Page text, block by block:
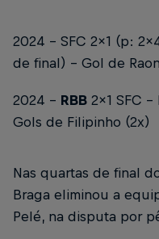
2024 - SFC 2x1 (p:
de final) - Gol de
2024 - RBB 2x1 SFC
Gols de Filipinho (2x)
Nas quartas de final
Braga eliminou a
Pelé, na disputa por